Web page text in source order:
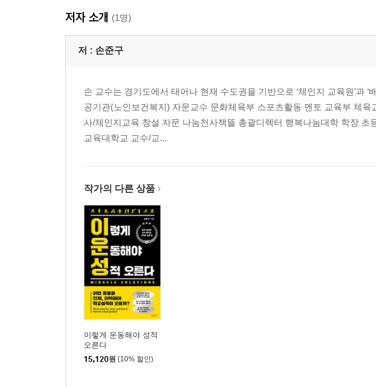
(3) 긍정 성향이 강해지는 운동
(4) 집중력이 강해지는 운동
(5) 인약증 요인을 미리 차단하는 운동
(1) 자연 속 운동
예로부터 왜 자연을 예찬했을까/자연 속 평탄 길 걷는 게 좋아/반드시 명품산
소리가 뇌를 깨워/자연 속 운동의 핵심
(2) 유산소운동
행복한 운동이 알츠하이머를 어떻게 개선할까/놀이처럼 운동하는 게 좋은 이
(4) 복합 운동
짜장 말고 짬뽕/어허, 손발 딱딱 맞추니 뇌 좋아져/몸도 마음도 착착 맞추는 ‘뇌
(5) 손가락 운동
제2의 뇌, 손가락을 운동하면 생기는 효과/이렇게 박수만 쳤는데 뇌 좋아져/손가
부록: 뇌 짝체조
에필로그
참고문헌
저자 소개 (1명)
저 : 손준구
손 교수는 경기도에서 태어나 현재 수도권을 기반으로 ‘체인지 교육원’과
공기관(노인보건복지) 자문교수 문화체육부 스포츠활동 멘토 교육부 체
사/체인지교육 창설 자문 나눔천사책뜰 총괄디렉터 행복나눔대학 학장
교육대학교 교수/교...
작가의 다른 상품
이렇게 운동해야 성적
오른다
15,120원 (10% 할인)